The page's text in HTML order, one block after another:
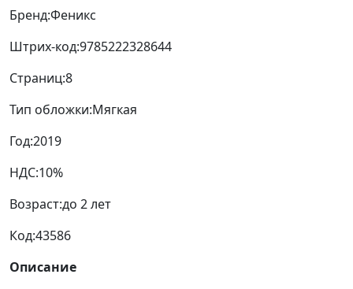
Бренд:Феникс
Штрих-код:9785222328644
Страниц:8
Тип обложки:Мягкая
Год:2019
НДС:10%
Возраст:до 2 лет
Код:43586
Описание